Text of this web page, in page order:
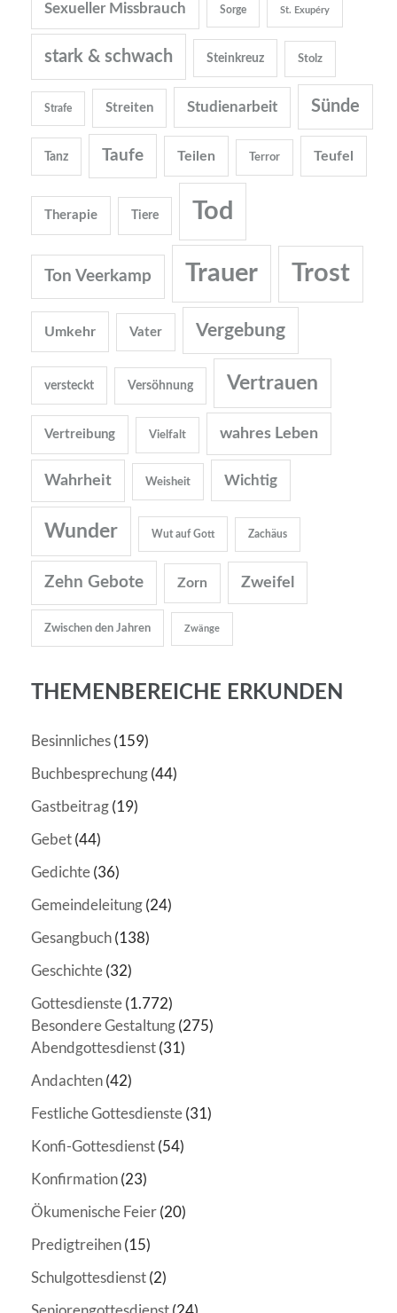
Sexueller Missbrauch Sorge St. Exupéry
stark & schwach Steinkreuz Stolz
Strafe Streiten Studienarbeit Sünde
Tanz Taufe Teilen Terror Teufel
Therapie Tiere Tod
Ton Veerkamp Trauer Trost
Umkehr Vater Vergebung
versteckt Versöhnung Vertrauen
Vertreibung Vielfalt wahres Leben
Wahrheit Weisheit Wichtig
Wunder Wut auf Gott Zachäus
Zehn Gebote Zorn Zweifel
Zwischen den Jahren Zwänge
THEMENBEREICHE ERKUNDEN
Besinnliches(159)
Buchbesprechung(44)
Gastbeitrag(19)
Gebet(44)
Gedichte(36)
Gemeindeleitung(24)
Gesangbuch(138)
Geschichte(32)
Gottesdienste(1.772)
Besondere Gestaltung(275)
Abendgottesdienst(31)
Andachten(42)
Festliche Gottesdienste(31)
Konfi-Gottesdienst(54)
Konfirmation(23)
Ökumenische Feier(20)
Predigtreihen(15)
Schulgottesdienst(2)